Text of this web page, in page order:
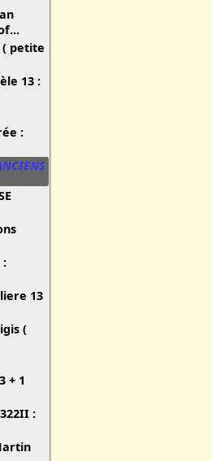
petite
13 :
:
:
13
(
+ 1
: